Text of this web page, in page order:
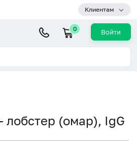
Клиентам
0 Войти
лобстер (омар), IgG